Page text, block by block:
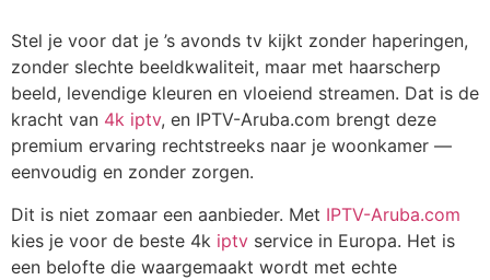
Stel je voor dat je ’s avonds tv kijkt zonder haperingen,
zonder slechte beeldkwaliteit, maar met haarscherp
beeld, levendige kleuren en vloeiend streamen. Dat is de
kracht van 4k iptv, en IPTV-Aruba.com brengt deze
premium ervaring rechtstreeks naar je woonkamer —
eenvoudig en zonder zorgen.
Dit is niet zomaar een aanbieder. Met IPTV-Aruba.com
kies je voor de beste 4k iptv service in Europa. Het is
een belofte die waargemaakt wordt met echte